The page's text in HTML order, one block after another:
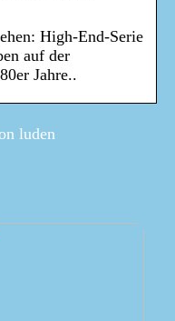
High-End-Serie
auf der
Jahre..
luden